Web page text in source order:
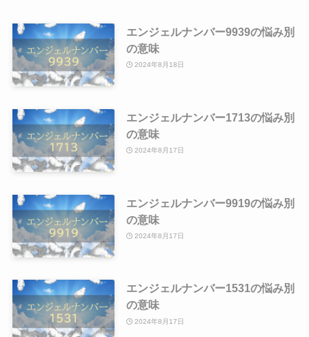
エンジェルナンバー9939の悩み別
の意味
2024年8月18日
エンジェルナンバー1713の悩み別
の意味
2024年8月17日
エンジェルナンバー9919の悩み別
の意味
2024年8月17日
エンジェルナンバー1531の悩み別
の意味
2024年8月17日